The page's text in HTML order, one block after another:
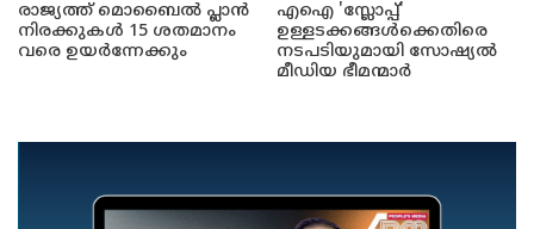
രാജ്യത്ത് മൊബൈൽ പ്ലാൻ
നിരക്കുകൾ 15 ശതമാനം
വരെ ഉയർന്നേക്കും
എഐ 'സ്ലോപ്പ്'
ഉള്ളടക്കങ്ങൾക്കെതിരെ
നടപടിയുമായി സോഷ്യൽ
മീഡിയ ഭീമന്മാർ